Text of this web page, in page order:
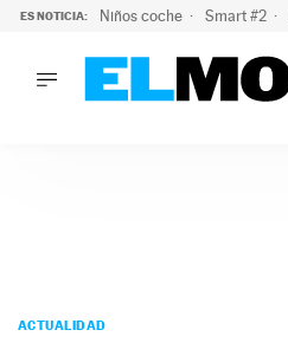
ES NOTICIA: Niños coche Smart #2
PODCAST
ACTUALIDAD